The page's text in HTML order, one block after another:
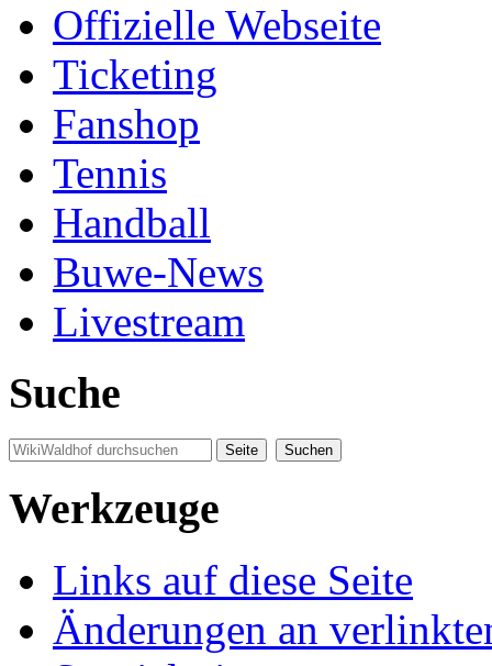
Offizielle Webseite
Ticketing
Fanshop
Tennis
Handball
Buwe-News
Livestream
Suche
Werkzeuge
Links auf diese Seite
Änderungen an